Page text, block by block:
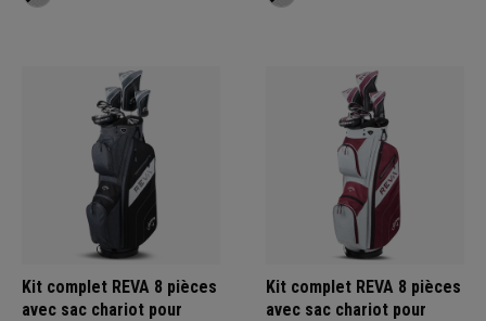
Kit complet REVA 8 pièces
avec sac chariot pour
Kit complet REVA 8 pièces
avec sac chariot pour